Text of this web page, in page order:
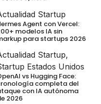
Startup
Agent con Vercel:
modelos IA sin
para startups 2026
Startup,
Estados Unidos
vs Hugging Face:
completa del
con IA autónoma
2026